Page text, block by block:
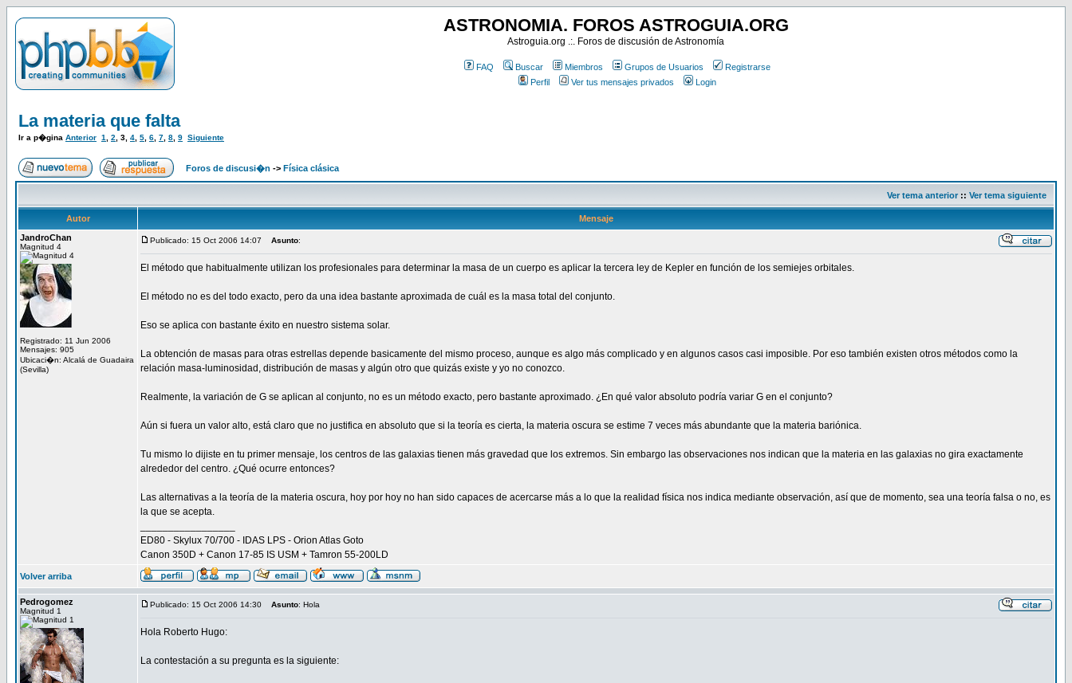
ASTRONOMIA. FOROS ASTROGUIA.ORG
Astroguia.org .:. Foros de discusión de Astronomía
FAQ Buscar Miembros Grupos de Usuarios
Registrarse
Perfil
Ver tus mensajes privados Login
La materia que falta
Ir a p�gina Anterior 1 2 3 4 5 6 7 8 9 Siguiente
Foros de discusi�n -> Física clásica
Ver tema anterior:: Ver tema siguiente
Autor
Mensaje
JandroChan
Magnitud 4
Registrado: 11 Jun 2006
Mensajes: 905
Ubicaci�n: Alcalá de Guadaira
(Sevilla)
Publicado: 15 Oct 2006 14:07 Asunto:
El método que habitualmente utilizan los profesionales para determinar la masa de un cuerpo es aplicar la tercera ley de Kepler en función de los semiejes orbitales.
El método no es del todo exacto, pero da una idea bastante aproximada de cuál es la masa total del conjunto.
Eso se aplica con bastante éxito en nuestro sistema solar.
La obtención de masas para otras estrellas depende basicamente del mismo proceso, aunque es algo más complicado y en algunos casos casi imposible. Por eso también existen otros métodos como la
relación masa-luminosidad, distribución de masas y algún otro que quizás existe y yo no conozco.
Realmente, la variación de G se aplican al conjunto, no es un método exacto, pero bastante aproximado. ¿En qué valor absoluto podría variar G en el conjunto?
Aún si fuera un valor alto, está claro que no justifica en absoluto que si la teoría es cierta, la materia oscura se estime 7 veces más abundante que la materia bariónica.
Tu mismo lo dijiste en tu primer mensaje, los centros de las galaxias tienen más gravedad que los extremos. Sin embargo las observaciones nos indican que la materia en las galaxias no gira exactamente
alrededor del centro. ¿Qué ocurre entonces?
Las alternativas a la teoría de la materia oscura, hoy por hoy no han sido capaces de acercarse más a lo que la realidad física nos indica mediante observación, así que de momento, sea una teoría falsa o no, es
la que se acepta.
ED80 - Skylux 70/700 - IDAS LPS - Orion Atlas Goto
Canon 350D + Canon 17-85 IS USM + Tamron 55-200LD
Volver arriba
Pedrogomez
Magnitud 1
Publicado: 15 Oct 2006 14:30 Asunto: Hola
Hola Roberto Hugo:
La contestación a su pregunta es la siguiente: